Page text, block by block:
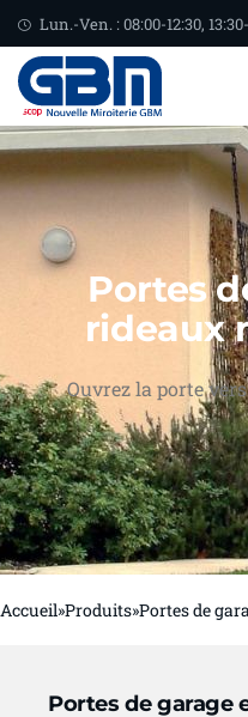
Lun.-Ven. : 08:00-12:30,
Portes
rideaux
Ouvrez la porte
Accueil»Produits»Portes de
Portes de garage